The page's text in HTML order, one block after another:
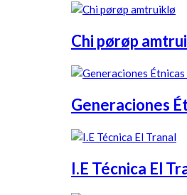
Chi pørøp
Generaciones
I.E Técnica El